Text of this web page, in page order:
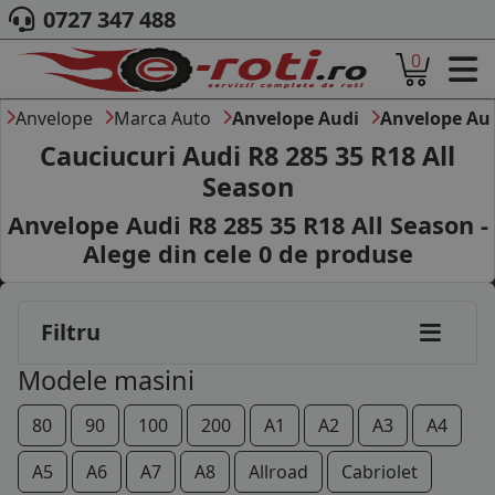
ACASA
DESPRE NOI
ANVELOPE
AUTO
CAMION
MOTO
AGROINDUSTRIALE
CAUTARE DUPA
BLOG
B2B - COLABORARE COMPANII
CONT
0727 347 488
0
Anvelope Marca Auto Anvelope Audi Anvelope
Cauciucuri Audi R8 285 35 R18 All
Season
Anvelope Audi R8 285 35 R18 All Season -
Alege din cele 0de produse
Filtru
Modele masini
80 90 100 200 A1 A2 A3
A4
A5
A6 A7 A8 Allroad
Cabriolet